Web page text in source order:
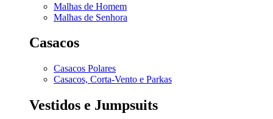
Malhas de Homem
Malhas de Senhora
Casacos
Casacos Polares
Casacos, Corta-Vento e Parkas
Vestidos e Jumpsuits